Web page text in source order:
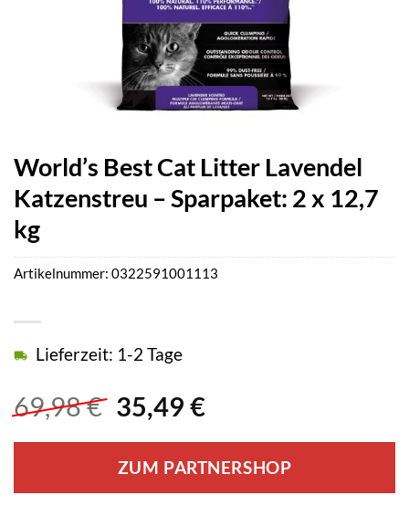
World’s Best Cat Litter Lavendel
Katzenstreu – Sparpaket: 2 x 12,7
kg
69,98€ Ursprünglicher
war:
69,98 €
35,49 €Aktueller
ist:
35,49 €.
Lieferzeit: 1-2 Tage
ZUM PARTNERSHOP
Artikelnummer: 0322591001113